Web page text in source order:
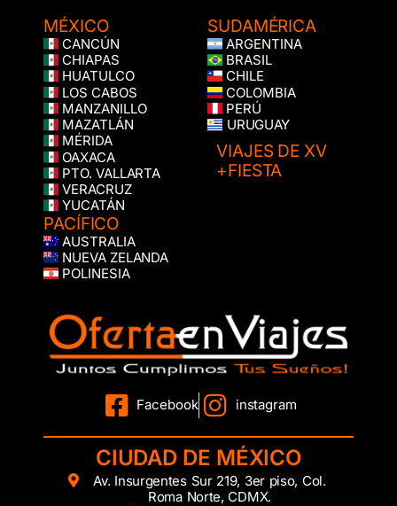
MÉXICO
CANCÚN
CHIAPAS
HUATULCO
LOS CABOS
MANZANILLO
MAZATLÁN
MÉRIDA
OAXACA
PTO. VALLARTA
VERACRUZ
YUCATÁN
PACÍFICO
AUSTRALIA
NUEVA ZELANDA
POLINESIA
SUDAMÉRICA
ARGENTINA
BRASIL
CHILE
COLOMBIA
PERÚ
URUGUAY
VIAJES DE XV
+FIESTA
Facebook instagram
CIUDAD DE MÉXICO
Av. Insurgentes Sur 219, 3er piso, Col.
Roma Norte, CDMX.